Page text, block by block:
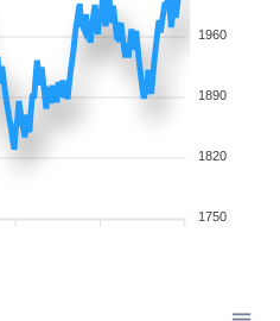
1960
1890
1820
1750